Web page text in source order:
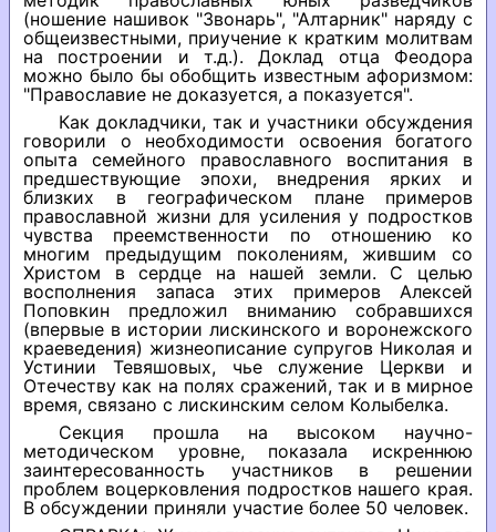
(ношение нашивок "Звонарь", "Алтарник" наряду с
общеизвестными, приучение к кратким молитвам
на построении и т.д.). Доклад отца Феодора
можно было бы обобщить известным афоризмом:
"Православие не доказуется, а показуется".
Как докладчики, так и участники обсуждения
говорили о необходимости освоения богатого
опыта семейного православного воспитания в
предшествующие эпохи, внедрения ярких и
близких в географическом плане примеров
православной жизни для усиления у подростков
чувства преемственности по отношению ко
многим предыдущим поколениям, жившим со
Христом в сердце на нашей земли. С целью
восполнения запаса этих примеров Алексей
Поповкин предложил вниманию собравшихся
(впервые в истории лискинского и воронежского
краеведения) жизнеописание супругов Николая и
Устинии Тевяшовых, чье служение Церкви и
Отечеству как на полях сражений, так и в мирное
время, связано с лискинским селом Колыбелка.
Секция прошла на высоком научно-
методическом уровне, показала искреннюю
заинтересованность участников в решении
проблем воцерковления подростков нашего края.
В обсуждении приняли участие более 50 человек.